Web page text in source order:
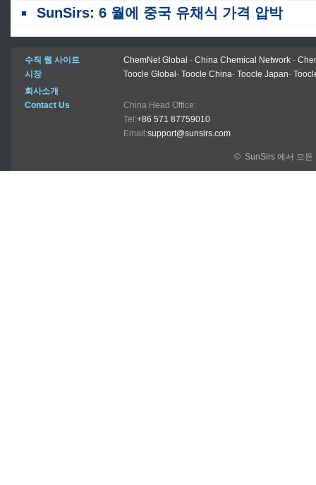
SunSirs: 6 월에 중국 유채식 가격 압박
수직 웹 사이트 ChemNet Global - China Chemical Network -
시장
Toocle Global - Toocle China- Toocle Japan-
회사소개
Contact Us
China Head Office:
Tel:+86 571 87759010
Email:support@sunsirs.com
© SunSirs 에서 모